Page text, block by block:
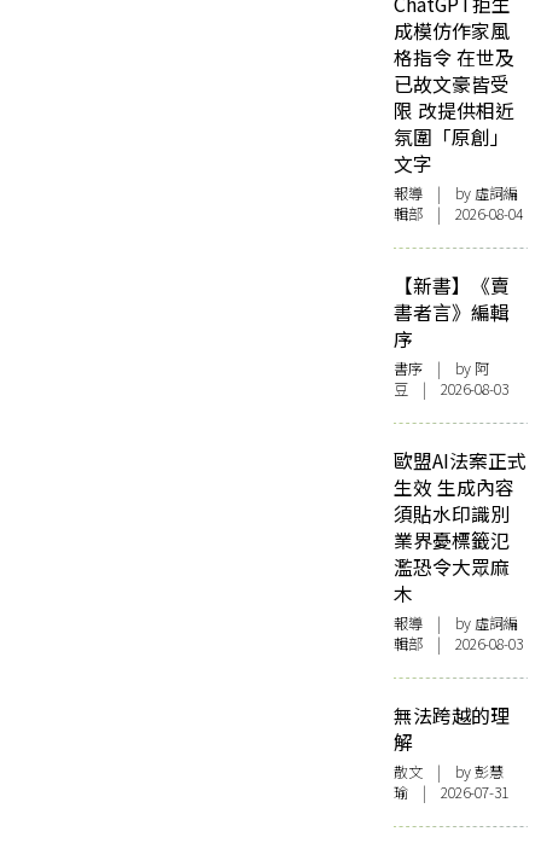
成模仿作家風
格指令 在世及
已故文豪皆受
限 改提供相近
氛圍「原創」
文字
報導 | by 虛詞編
輯部 | 2026-08-04
【新書】《賣
書者言》編輯
序
書序 | by 阿
豆 | 2026-08-03
歐盟AI法案正式
生效 生成內容
須貼水印識別
業界憂標籤氾
濫恐令大眾麻
木
報導 | by 虛詞編
輯部 | 2026-08-03
無法跨越的理
解
散文 | by 彭慧
瑜 | 2026-07-31